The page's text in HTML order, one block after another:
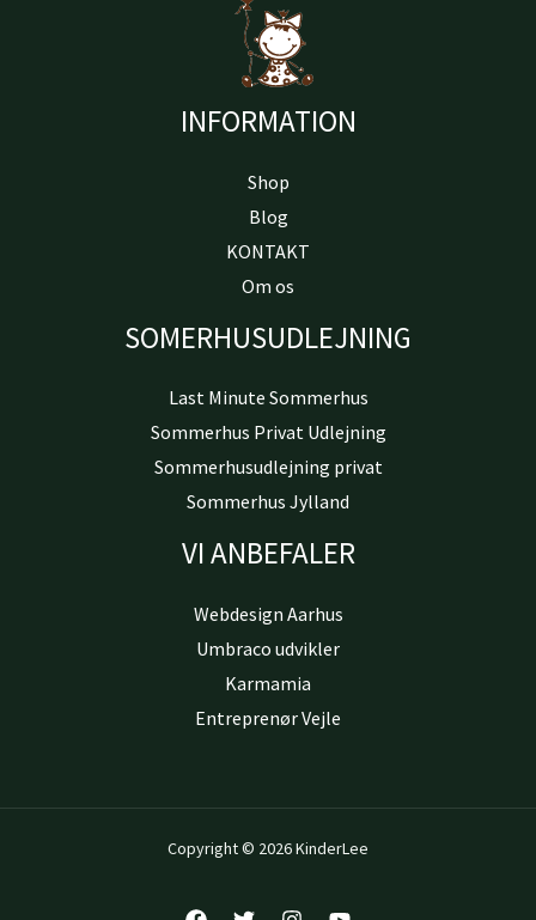
INFORMATION
Shop
Blog
KONTAKT
Om os
SOMERHUSUDLEJNING
Last Minute Sommerhus
Sommerhus Privat Udlejning
Sommerhusudlejning privat
Sommerhus Jylland
VI ANBEFALER
Webdesign Aarhus
Umbraco udvikler
Karmamia
Entreprenør Vejle
Copyright © 2026 KinderLee